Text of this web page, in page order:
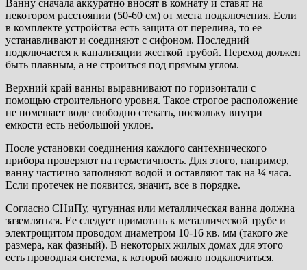
Ванну сначала аккуратно вносят в комнату и ставят на
некотором расстоянии (50-60 см) от места подключения. Если
в комплекте устройства есть защита от перелива, то ее
устанавливают и соединяют с сифоном. Последний
подключается к канализации жесткой трубой. Переход должен
быть плавным, а не строиться под прямым углом.
Верхний край ванны выравнивают по горизонтали с
помощью строительного уровня. Такое строгое расположение
не помешает воде свободно стекать, поскольку внутри
емкости есть небольшой уклон.
После установки соединения каждого сантехнического
прибора проверяют на герметичность. Для этого, например,
ванну частично заполняют водой и оставляют так на ¼ часа.
Если протечек не появится, значит, все в порядке.
Согласно СНиПу, чугунная или металлическая ванна должна
заземляться. Ее следует примотать к металлической трубе и
электрощитом проводом диаметром 10-16 кв. мм (такого же
размера, как фазный). В некоторых жилых домах для этого
есть проводная система, к которой можно подключиться.